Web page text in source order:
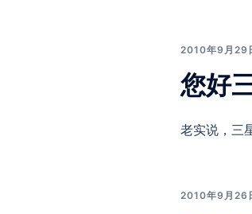
2010年9月29
您好
老实说，三
2010年9月26